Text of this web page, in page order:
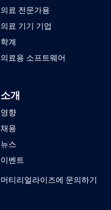
의료 전문가용
의료 기기 기업
학계
의료용 소프트웨어
소개
영향
채용
뉴스
이벤트
머티리얼라이즈에 문의하기